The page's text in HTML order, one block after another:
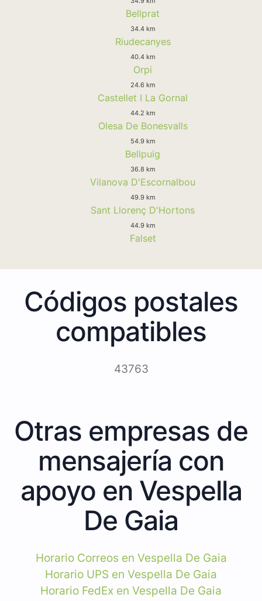
Bellprat
34.4 km
Riudecanyes
40.4 km
Orpi
24.6 km
Castellet I La Gornal
44.2 km
Olesa De Bonesvalls
54.9 km
Bellpuig
36.8 km
Vilanova D'Escornalbou
49.9 km
Sant Llorenç D'Hortons
44.9 km
Falset
Códigos postales
compatibles
43763
Otras empresas de
mensajería con
apoyo en Vespella
De Gaia
Horario Correos en Vespella De Gaia
Horario UPS en Vespella De Gaia
Horario FedEx en Vespella De Gaia